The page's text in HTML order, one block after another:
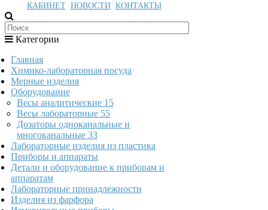
КАБИНЕТ НОВОСТИ КОНТАКТЫ
Категории
Главная
Химико-лабораторная посуда
Мерные изделия
Оборудование
Весы аналитические 15
Весы лабораторные 55
Дозаторы одноканальные и
многоканальные 33
Лабораторные изделия из пластика
Приборы и аппараты
Детали и оборудование к приборам и
аппаратам
Лабораторные принадлежности
Изделия из фарфора